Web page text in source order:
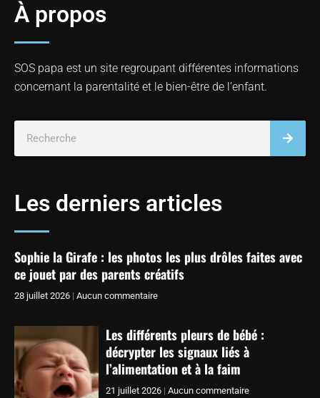
À propos
SOS papa est un site regroupant différentes informations
concernant la parentalité et le bien-être de l’enfant.
Les derniers articles
Sophie la Girafe : les photos les plus drôles faites avec
ce jouet par des parents créatifs
28 juillet 2026 Aucun commentaire
Les différents pleurs de bébé :
décrypter les signaux liés à
l’alimentation et à la faim
21 juillet 2026 Aucun commentaire